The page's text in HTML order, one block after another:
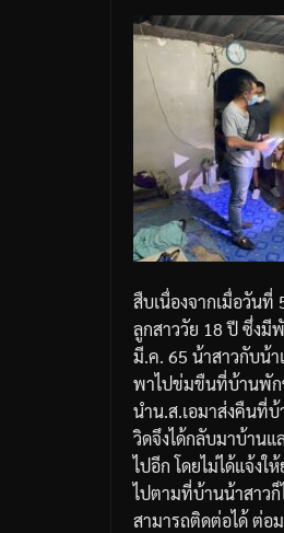
สืบเนื่องจากเมื่อวันที่
ลูกสาววัย 18ปีซึ่งมี
มี.ค. 65 น้าสาวกับน้
พาไปข่มขืนที่บ้านพัก
นำน.ส.เอมาส่งคืนที่บ้
วิดจึงได้กลับมาบ้าน
ไปอีก โดยไม่ได้แจ้งใ
ไปตามที่บ้านน้าสาวก็
สามารถติดต่อได้ต่อ